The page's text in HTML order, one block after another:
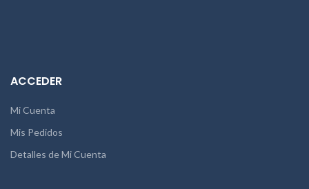
ACCEDER
Mi Cuenta
Mis Pedidos
Detalles de Mi Cuenta